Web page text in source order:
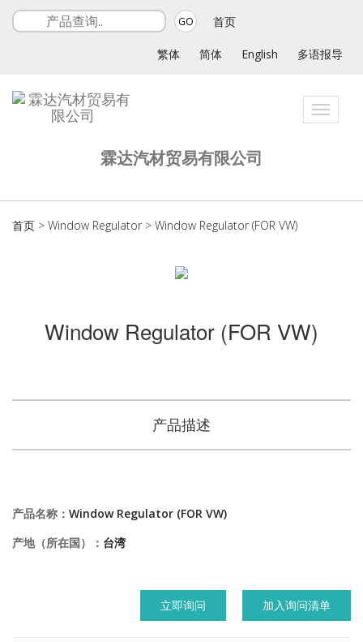
GO 首页
繁体 简体 English 多语报导
Toggle
霖达汽材贸易有限公司
首页 > Window Regulator > Window Regulator (FOR VW)
Window Regulator (FOR VW)
产品描述
产品名称： Window Regulator (FOR VW)
产地（所在国）： 台湾
立即询问 加入询问清单